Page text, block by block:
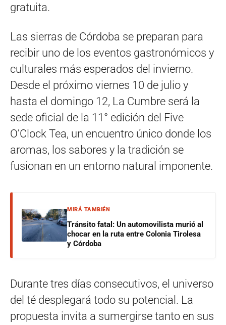
gratuita.
Las sierras de Córdoba se preparan para
recibir uno de los eventos gastronómicos y
culturales más esperados del invierno.
Desde el próximo viernes 10 de julio y
hasta el domingo 12, La Cumbre será la
sede oficial de la 11° edición del Five
O’Clock Tea, un encuentro único donde los
aromas, los sabores y la tradición se
fusionan en un entorno natural imponente.
MIRÁ TAMBIÉN
Tránsito fatal: Un automovilista murió al
chocar en la ruta entre Colonia Tirolesa
y Córdoba
Durante tres días consecutivos, el universo
del té desplegará todo su potencial. La
propuesta invita a sumergirse tanto en sus